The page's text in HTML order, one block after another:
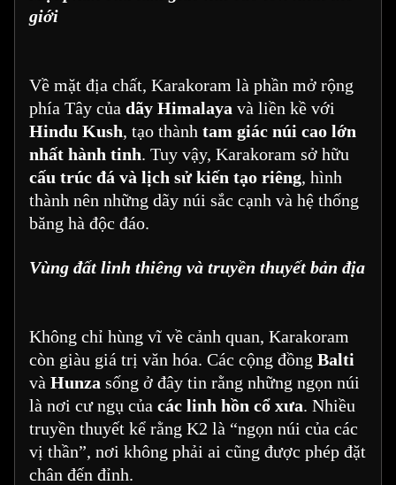
giới
Về mặt địa chất, Karakoram là phần mở rộng
phía Tây của dãy Himalaya và liền kề với
Hindu Kush, tạo thành tam giác núi cao lớn
nhất hành tinh. Tuy vậy, Karakoram sở hữu
cấu trúc đá và lịch sử kiến tạo riêng, hình
thành nên những dãy núi sắc cạnh và hệ thống
băng hà độc đáo.
Vùng đất linh thiêng và truyền thuyết bản địa
Không chỉ hùng vĩ về cảnh quan, Karakoram
còn giàu giá trị văn hóa. Các cộng đồng Balti
và Hunza sống ở đây tin rằng những ngọn núi
là nơi cư ngụ của các linh hồn cổ xưa. Nhiều
truyền thuyết kể rằng K2 là “ngọn núi của các
vị thần”, nơi không phải ai cũng được phép đặt
chân đến đỉnh.